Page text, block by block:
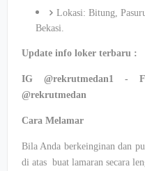
Lokasi: Bitung,
Bekasi.
Update info loker terbaru :
IG @rekrutmedan1 -
@rekrutmedan
Cara Melamar
Bila Anda berkeinginan dan
di atas buat lamaran secara